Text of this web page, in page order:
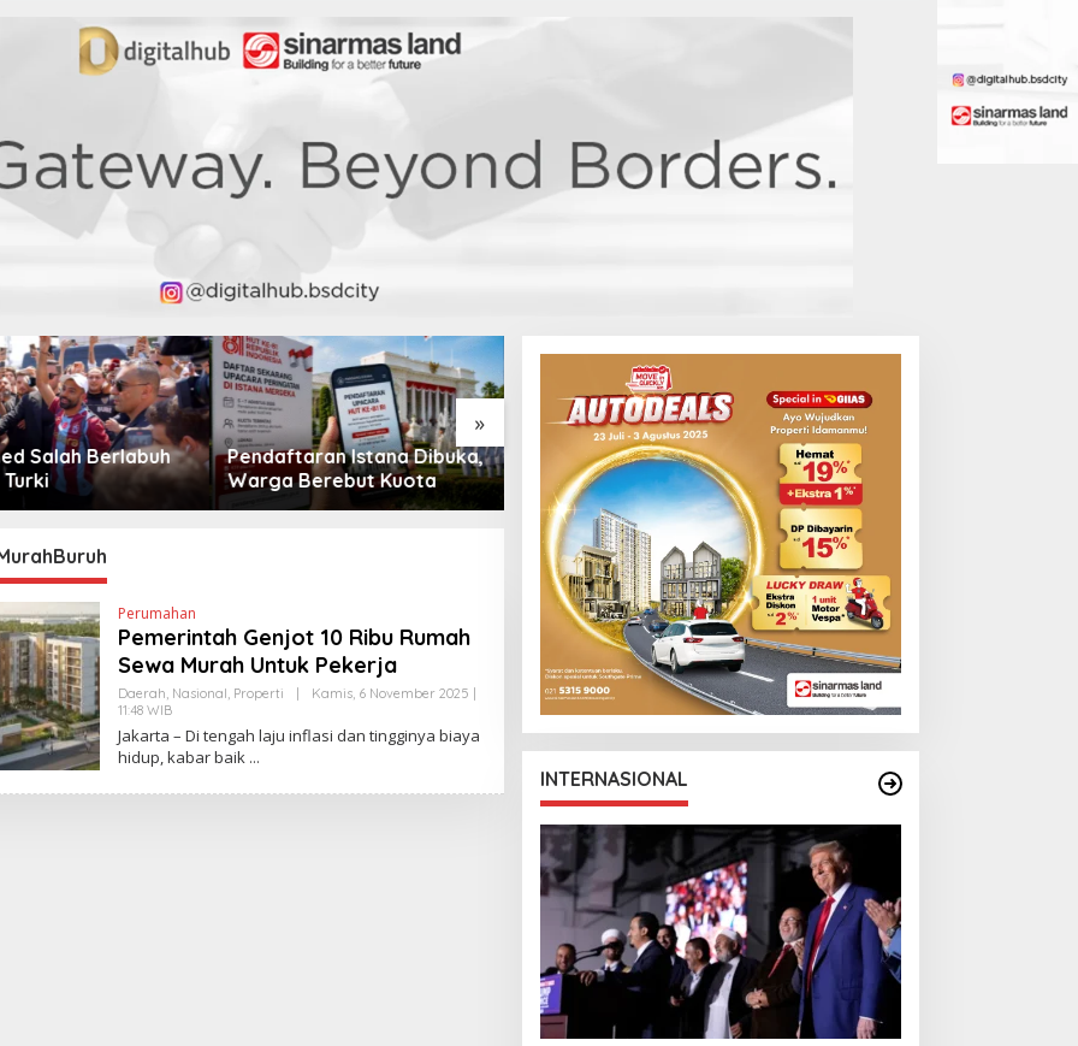
»
Istana Dibuka,
Kuota
Suara Arab Michigan Ubah
Peta Politik AS
Debut Manis Jeremy
Monga Bersama
Manchester City
Perumahan
Pemerintah Genjot 10 Ribu Rumah
Sewa Murah Untuk Pekerja
Daerah, Nasional, Properti |
Kamis, 6 November 2025 |
11:48 WIBO
E
H
A
Jakarta – Di tengah laju inflasi dan tingginya biaya
hidup, kabar baik
INTERNASIONAL